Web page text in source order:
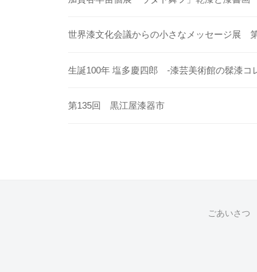
世界漆文化会議からの小さなメッセージ展
生誕100年 塩多慶四郎 -漆芸美術館の髹漆コ
第135回 黒江屋漆器市
ごあいさつ